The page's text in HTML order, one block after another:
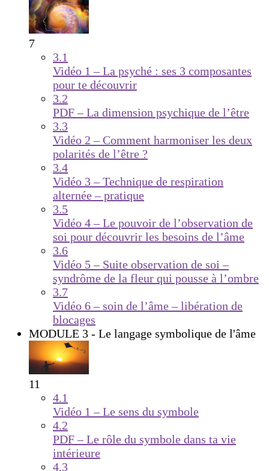
7
3.1
Vidéo 1 – La psyché : ses 3 composantes
pour te découvrir
3.2
PDF – La dimension psychique de l’être
3.3
Vidéo 2 – Comment harmoniser les deux
polarités de l’être ?
3.4
Vidéo 3 – Technique de respiration
alternée – pratique
3.5
Vidéo 4 – Le pouvoir de l’observation de
soi pour découvrir les besoins de l’âme
3.6
Vidéo 5 – Suite observation de soi –
syndrôme de la fleur qui pousse à l’ombre
3.7
Vidéo 6 – soin de l’âme – libération de
blocages
MODULE 3 - Le langage symbolique de l'âme
11
4.1
Vidéo 1 – Le sens du symbole
4.2
PDF – Le rôle du symbole dans ta vie
intérieure
4.3